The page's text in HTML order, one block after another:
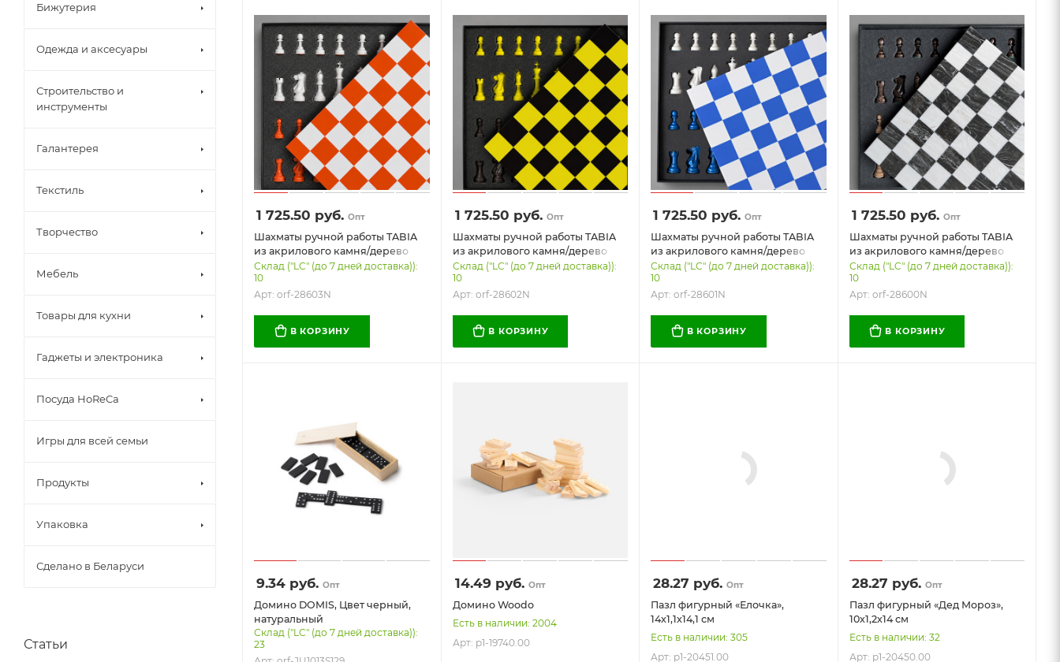
1 725.50 руб. Опт
Шахматы ручной работы TABIA
из акрилового камня/дерево
Бук, Размер Без лого, Цвет
оранжевый/белый
Склад ("LC" (до 7 дней доставка)):
10
Арт: orf-28603N
В КОРЗИНУ
1 725.50 руб. Опт
Шахматы ручной работы TABIA
из акрилового камня/дерево
Бук, Размер Без лого, Цвет
черный/желтый
Склад ("LC" (до 7 дней доставка)):
10
Арт: orf-28602N
В КОРЗИНУ
1 725.50 руб. Опт
Шахматы ручной работы TABIA
из акрилового камня/дерево
Бук, Размер Без лого, Цвет
белый/синий
Склад ("LC" (до 7 дней доставка)):
10
Арт: orf-28601N
В КОРЗИНУ
1 725.50 руб. Опт
Шахматы ручной работы TABIA
из акрилового камня/дерево
Бук, Размер Без лого, Цвет
черный/белый
Склад ("LC" (до 7 дней доставка)):
10
Арт: orf-28600N
В КОРЗИНУ
9.34 руб. Опт
Домино DOMIS, Цвет черный,
натуральный
Склад ("LC" (до 7 дней доставка)):
23
14.49руб. Опт
Домино Woodo
Есть в наличии: 2004
Арт: p1-19740.00
28.27 руб. Опт
Пазл фигурный «Елочка»,
14х1,1х14,1 см
Есть в наличии: 305
Арт: p1-20451.00
28.27 руб. Опт
Пазл фигурный «Дед Мороз»,
10х1,2х14 см
Есть в наличии: 32
Арт: p1-20450.00
Бижутерия
Одежда и аксесуары
Строительство и
инструменты
Галантерея
Текстиль
Творчество
Мебель
Товары для кухни
Гаджеты и электроника
Посуда HoReCa
Игры для всей семьи
Продукты
Упаковка
Сделано в Беларуси
Статьи